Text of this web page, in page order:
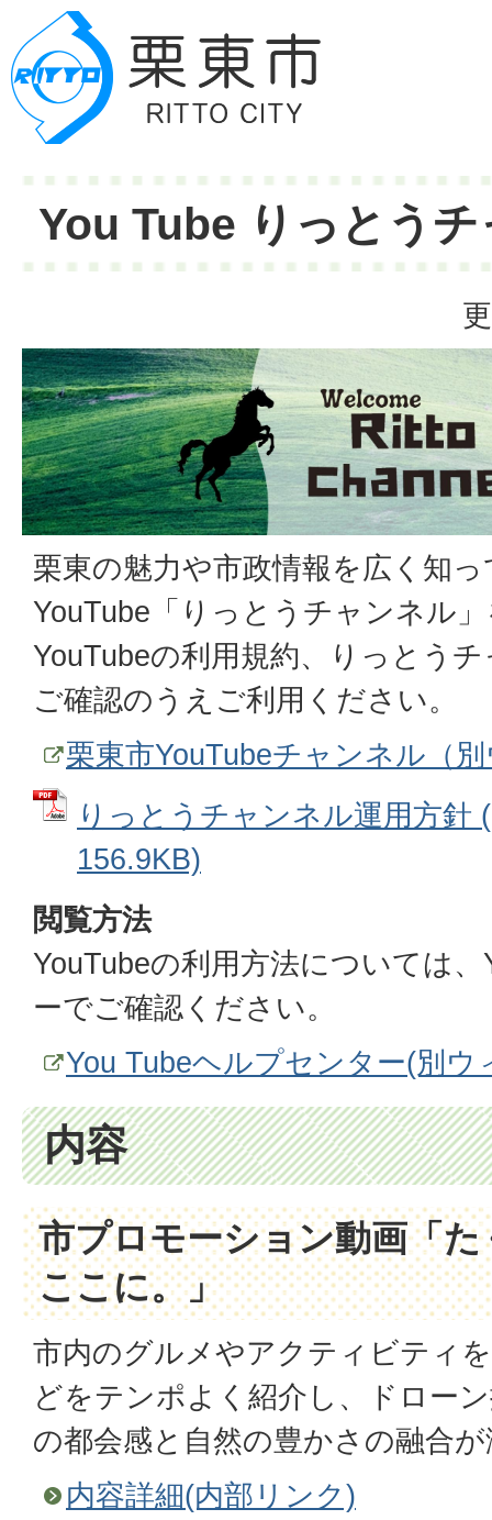
You Tube りっとう
栗東の魅力や市政情報を広く知
YouTube「りっとうチャンネル
YouTubeの利用規約、りっとう
ご確認のうえご利用ください。
栗東市YouTubeチャンネル（
りっとうチャンネル運用方針
156.9KB)
閲覧方法
YouTubeの利用方法については
ーでご確認ください。
You Tubeヘルプセンター(別ウ
内容
市プロモーション動画「
ここに。」
市内のグルメやアクティビティ
どをテンポよく紹介し、ドロー
の都会感と自然の豊かさの融合
内容詳細(内部リンク)